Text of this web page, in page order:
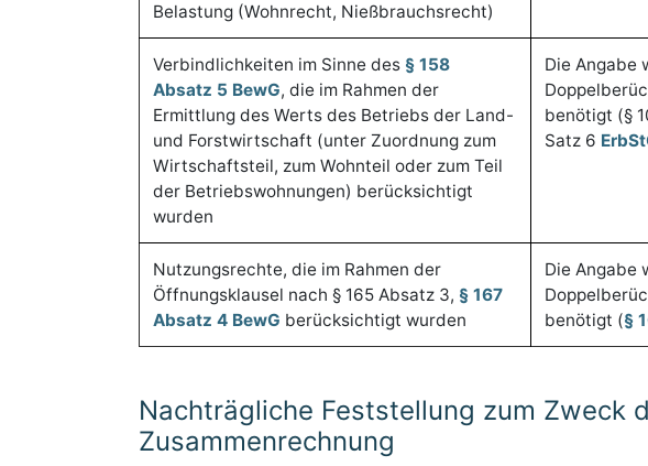
Belastung (Wohnrecht, Nießbrauchsrecht)
Verbindlichkeiten im Sinne des § 158
Absatz 5 BewG, die im Rahmen der
Ermittlung des Werts des Betriebs der Land-
und Forstwirtschaft (unter Zuordnung zum
Wirtschaftsteil, zum Wohnteil oder zum Teil
der Betriebswohnungen) berücksichtigt
wurden
Die Angabe
benötigt (§
Satz 6
Nutzungsrechte, die im Rahmen der
Öffnungsklausel nach § 165 Absatz 3, § 167
Absatz 4 BewG berücksichtigt wurden
Die Angabe
benötigt (§
Nachträgliche Feststellung zum Zweck
Zusammenrechnung